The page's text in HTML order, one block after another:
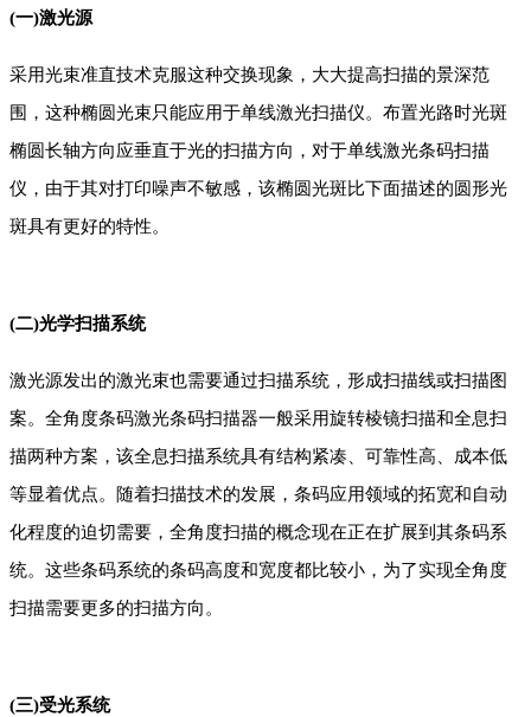
(一)激光源
采用光束准直技术克服这种交换现象，大大提高扫描的景深范
围，这种椭圆光束只能应用于单线激光扫描仪。布置光路时光斑
椭圆长轴方向应垂直于光的扫描方向，对于单线激光条码扫描
仪，由于其对打印噪声不敏感，该椭圆光斑比下面描述的圆形光
斑具有更好的特性。
(二)光学扫描系统
激光源发出的激光束也需要通过扫描系统，形成扫描线或扫描图
案。全角度条码激光条码扫描器一般采用旋转棱镜扫描和全息扫
描两种方案，该全息扫描系统具有结构紧凑、可靠性高、成本低
等显着优点。随着扫描技术的发展，条码应用领域的拓宽和自动
化程度的迫切需要，全角度扫描的概念现在正在扩展到其条码系
统。这些条码系统的条码高度和宽度都比较小，为了实现全角度
扫描需要更多的扫描方向。
(三)受光系统